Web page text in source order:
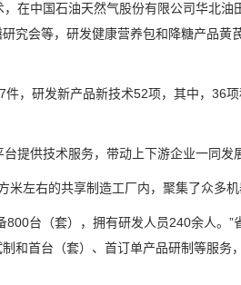
在中国石油天然气股份有限公司华北油
究会等，研发健康营养包和降糖产品黄
，研发新产品新技术52项，其中，36项
供技术服务，带动上下游企业一同发展
左右的共享制造工厂内，聚集了众多机
台（套），拥有研发人员240余人。”
和首台（套）、首订单产品研制等服务